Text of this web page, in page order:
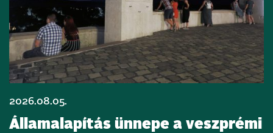
2026.08.05.
Államalapítás ünnepe a veszprémi